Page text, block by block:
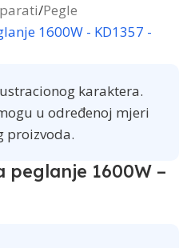
/Pegle
karaktera.
u određenoj mjeri
proizvoda.
1600W –